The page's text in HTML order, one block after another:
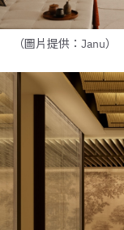
（圖片提供：Janu）